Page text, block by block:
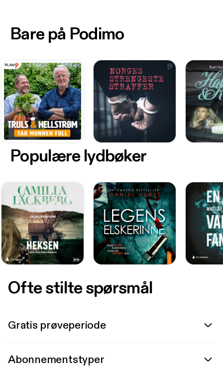
Bare på Podimo
Populære lydbøker
Ofte stilte spørsmål
Gratis prøveperiode
Abonnementstyper